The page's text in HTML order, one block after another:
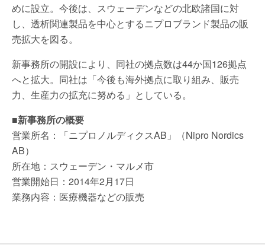
めに設立。今後は、スウェーデンなどの北欧諸国に対
し、透析関連製品を中心とするニプロブランド製品の販
売拡大を図る。
新事務所の開設により、同社の拠点数は44か国126拠点
へと拡大。同社は「今後も海外拠点に取り組み、販売
力、生産力の拡充に努める」としている。
■新事務所の概要
営業所名：「ニプロノルディクスAB」（Nipro Nordics
AB）
所在地：スウェーデン・マルメ市
営業開始日：2014年2月17日
業務内容：医療機器などの販売